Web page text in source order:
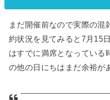
まだ開催前なので実際の混
約状況を見てみると7月15
はすでに満席となっている
の他の日にちはまだ余裕が